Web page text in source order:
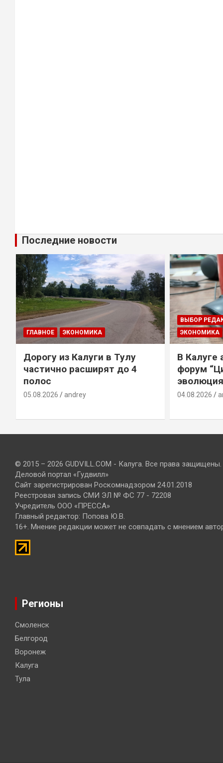
Последние новости
ГЛАВНОЕ ЭКОНОМИКА
Дорогу из Калуги в Тулу
частично расширят до 4
полос
05.08.2026 andrey
ВЫБОР
ЭКОНОМИКА
В Калуге
форум
04.08.2026
© 2015 – 2026 GUDVILL.COM - Калуга. Все права защищены.
Деловой портал «Гудвилл»
Сайт зарегистрирован Роскомнадзором 24.01.2018
Реестровая запись СМИ ЭЛ № ФС 77 - 72208
Учредитель ООО «ПРЕССА»
Главный редактор: Попова Ю.В.
16+. Мнение редакции может не совпадать с мнением
Регионы
Смоленск
Белгород
Воронеж
Калуга
Тула